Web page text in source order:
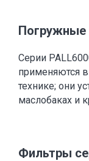
Погружные
Серии
применяются
технике; они
маслобаках и
Фильтры